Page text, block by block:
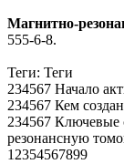
Магнитно-
555-6-8.
Теги: Теги
234567 Начало
234567 Кем
234567 Ключевые
резонансную
12354567899